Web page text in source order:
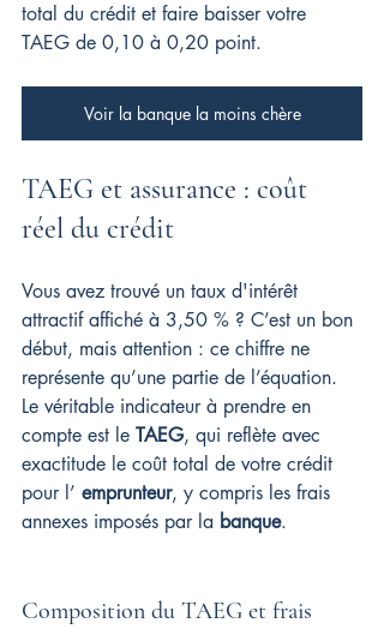
total du crédit et faire baisser votre
TAEG de 0,10 à 0,20 point.
Voir la banque la moins chère
TAEG et assurance : coût
réel du crédit
Vous avez trouvé un taux d'intérêt
attractif affiché à 3,50 % ? C’est un bon
début, mais attention : ce chiffre ne
représente qu’une partie de l’équation.
Le véritable indicateur à prendre en
compte est le TAEG, qui reflète avec
exactitude le coût total de votre crédit
pour l’ emprunteur, y compris les frais
annexes imposés par la banque.
Composition du TAEG et frais